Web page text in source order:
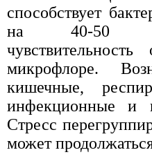
способствует
на 40-50
микрофлоре.
кишечные,
инфекционные и
Стресс
может